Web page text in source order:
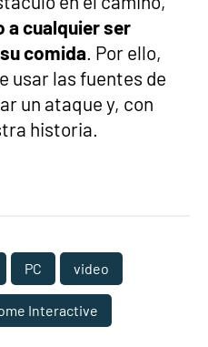
a cualquier ser
comida . Por ello,
usar las fuentes de
un ataque y, con
historia.
PC video
Interactive